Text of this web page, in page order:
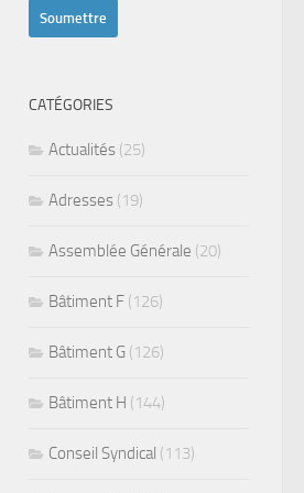
CATÉGORIES
Actualités (25)
Adresses (19)
Assemblée Générale (20)
Bâtiment F (126)
Bâtiment G (126)
Bâtiment H (144)
Conseil Syndical (113)